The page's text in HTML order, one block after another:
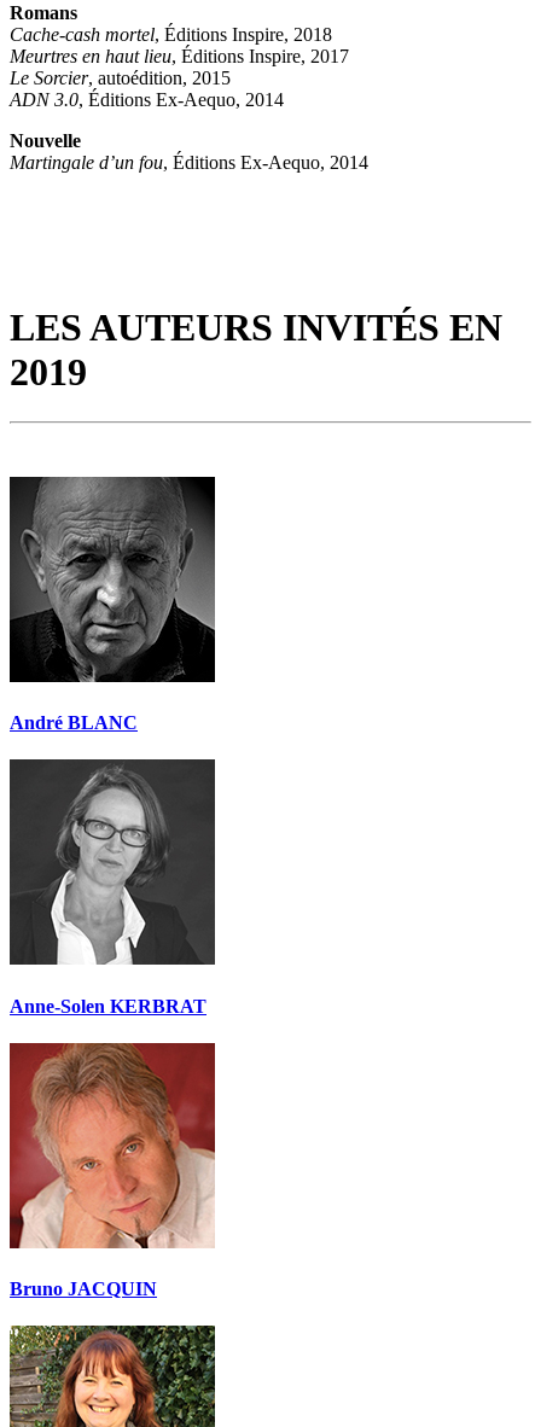
Romans
Cache-cash mortel, Éditions Inspire, 2018
Meurtres en haut lieu, Éditions Inspire, 2017
Le Sorcier, autoédition, 2015
ADN 3.0, Éditions Ex-Aequo, 2014
Nouvelle
Martingale d’un fou, Éditions Ex-Aequo, 2014
LES AUTEURS INVITÉS EN
2019
André BLANC
Anne-Solen KERBRAT
Bruno JACQUIN